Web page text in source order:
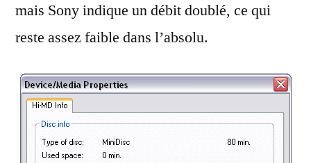
mais Sony indique un débit doublé, ce qui
reste assez faible dans l’absolu.